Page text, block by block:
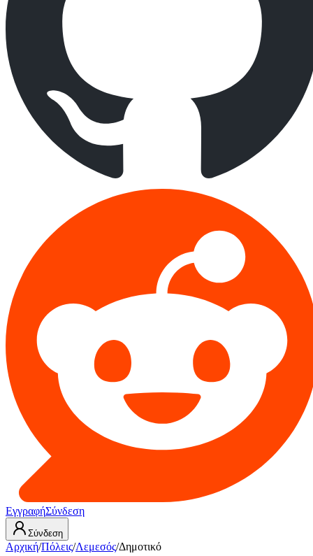
ΕγγραφήΣύνδεση
Σύνδεση
Αρχική/Πόλεις/Λεμεσός/Δημοτικό